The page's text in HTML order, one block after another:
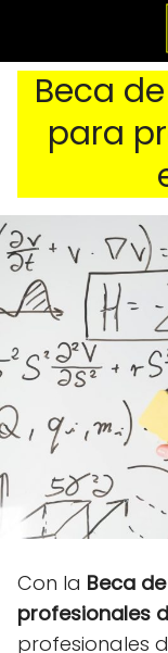
Beca
para
Con la Beca
profesionales
profesionales